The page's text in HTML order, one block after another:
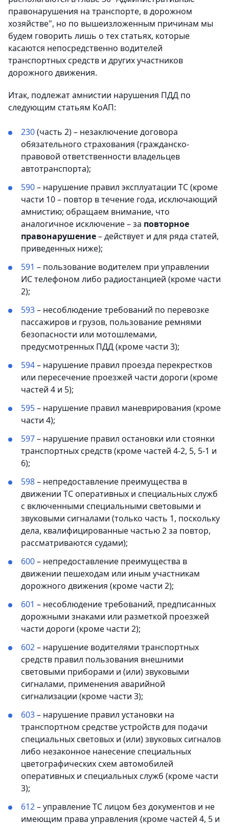
правонарушения на транспорте, в дорожном
хозяйстве", но по вышеизложенным причинам мы
будем говорить лишь о тех статьях, которые
касаются непосредственно водителей
транспортных средств и других участников
дорожного движения.
Итак, подлежат амнистии нарушения ПДД по
следующим статьям КоАП:
230(часть 2) – незаключение договора
обязательного страхования (гражданско-
правовой ответственности владельцев
автотранспорта);
590– нарушение правил эксплуатации ТС (кроме
части 10 – повтор в течение года, исключающий
амнистию; обращаем внимание, что
аналогичное исключение – за повторное
правонарушение– действует и для ряда статей,
приведенных ниже);
591 – пользование водителем при управлении
ИС телефоном либо радиостанцией (кроме части
2);
593– несоблюдение требований по перевозке
пассажиров и грузов, пользование ремнями
безопасности или мотошлемами,
предусмотренных ПДД (кроме части 3);
594– нарушение правил проезда перекрестков
или пересечение проезжей части дороги (кроме
частей 4 и 5);
595– нарушение правил маневрирования (кроме
части 4);
597– нарушение правил остановки или стоянки
транспортных средств (кроме частей 4-2, 5, 5-1 и
6);
598– непредоставление преимущества в
движении ТС оперативных и специальных служб
с включенными специальными световыми и
звуковыми сигналами (только часть 1, поскольку
дела, квалифицированные частью 2 за повтор,
рассматриваются судами);
600– непредоставление преимущества в
движении пешеходам или иным участникам
дорожного движения (кроме части 2);
601 – несоблюдение требований, предписанных
дорожными знаками или разметкой проезжей
части дороги (кроме части 2);
602– нарушение водителями транспортных
средств правил пользования внешними
световыми приборами и (или) звуковыми
сигналами, применения аварийной
сигнализации (кроме части 3);
603– нарушение правил установки на
транспортном средстве устройств для подачи
специальных световых и (или) звуковых сигналов
либо незаконное нанесение специальных
цветографических схем автомобилей
оперативных и специальных служб (кроме части
3);
612– управление ТС лицом без документов и не
имеющим права управления (кроме частей 4, 5 и